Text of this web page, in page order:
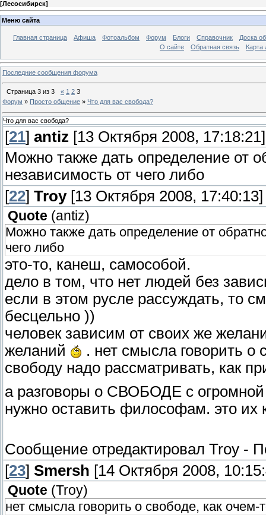
[Лесосибирск]
Меню сайта
Главная страница Афиша Фотоальбом Форум Блоги Справочник
Доска
О сайте
Обратная связь Карта
Последние сообщения форума
Страница 3 из 3 « 1 2 3
Форум » Просто общение » Что для вас свобода?
Что для вас свобода?
[21] antiz [13 Октября 2008, 17:18:21]
Можно также дать определение от
независимость от чего либо
[22] Troy[13 Октября 2008, 17:40:13]
Quote (antiz)
Можно также дать определение от
чего либо
это-то, канеш, самособой.
дело в том, что нет людей без
если в этом русле рассуждать, то
бесцельно ))
человек зависим от своих же
желаний
. нет смысла говорить о
свободу надо рассматривать, как
а разговоры о СВОБОДЕ с
нужно оставить философам. это их
Сообщение отредактировал Troy -
[23] Smersh [14 Октября 2008,
Quote (Troy)
нет смысла говорить о свободе, как